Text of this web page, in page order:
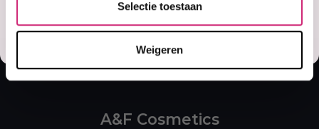
Selectie toestaan
Weigeren
A&F Cosmetics
Ja, stuur mij mijn 5% korting!
Misschien later